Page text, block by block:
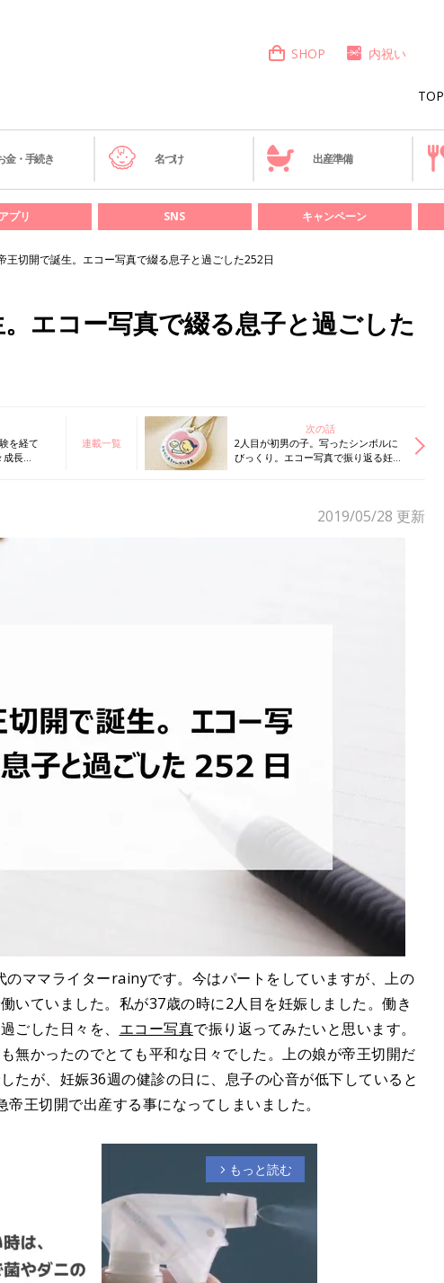
TOP
SHOP 内祝い
金・手続き 名づけ 出産準備
アプリ SNS キャンペーン
王切開で誕生。エコー写真で綴る息子と過ごした252日
エコー写真で綴る息子と過ごした
を経て
成長す
連載一覧
次の話
2人目が初男の子。写ったシンボルに
びっくり。エコー写真で振り返る妊婦
2019/05/28 更新
ママライターrainyです。今はパートをしていますが、上の
いていました。私が37歳の時に2人目を妊娠しました。働き
ごした日々を、 エコー写真で振り返ってみたいと思います。
無かったのでとても平和な日々でした。上の娘が帝王切開だ
たが、妊娠36週の健診の日に、息子の心音が低下していると
王切開で出産する事になってしまいました。
arrow_forward_ios もっと読む